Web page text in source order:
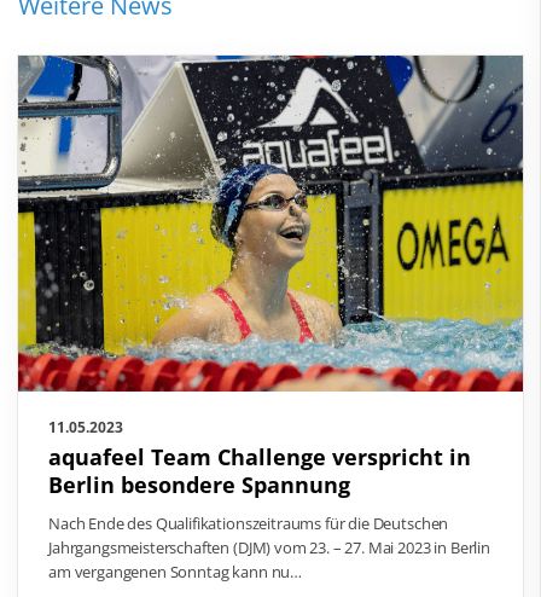
11.05.2023
aquafeel Team Challenge verspricht in
Berlin besondere Spannung
Nach Ende des Qualifikationszeitraums für die Deutschen
Jahrgangsmeisterschaften (DJM) vom 23. – 27. Mai 2023 in Berlin
am vergangenen Sonntag kann nu…